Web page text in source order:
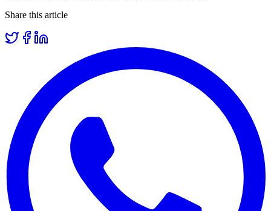
Share this article